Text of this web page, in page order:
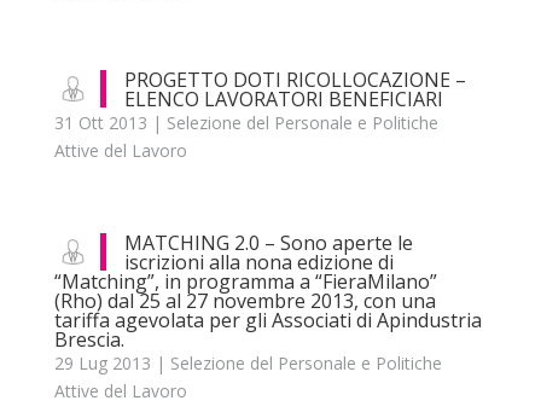
PROGETTO DOTI RICOLLOCAZIONE –
ELENCO LAVORATORI BENEFICIARI
31 Ott 2013 | Selezione del Personale e Politiche
Attive del Lavoro
MATCHING 2.0 – Sono aperte le
iscrizioni alla nona edizione di
“Matching”, in programma a “FieraMilano”
(Rho) dal 25 al 27 novembre 2013, con una
tariffa agevolata per gli Associati di Apindustria
Brescia.
29 Lug 2013 | Selezione del Personale e Politiche
Attive del Lavoro